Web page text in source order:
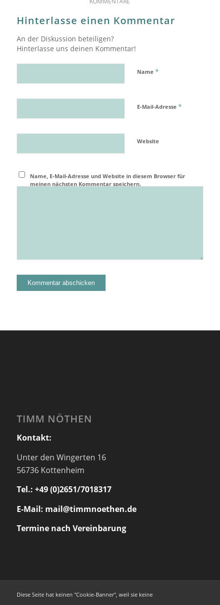
Hinterlasse einen Kommentar
An der Diskussion beteiligen?
Hinterlasse uns deinen Kommentar!
Name *
E-Mail-Adresse *
Website
Name, E-Mail-Adresse und Website in diesem Browser für
meinen nächsten Kommentar speichern.
TIMM NÖTHEN
Kontakt:
Unter den Wingerten 16
56736 Kottenheim
Tel.: +49 (0)2651/7018317
E-Mail: mail@timmnoethen.de
Termine nach Vereinbarung
Diese Seite hat keinen "Cookie-Banner", weil sie keine